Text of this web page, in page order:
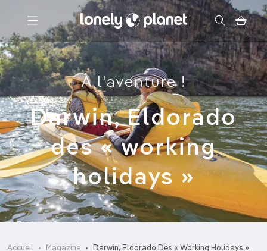
Menu
Votre recherche
À l'aventure !
Darwin, Eldorado
des « working
holidays »
Accueil Magazine Darwin, Eldorado Des « Working Holidays »